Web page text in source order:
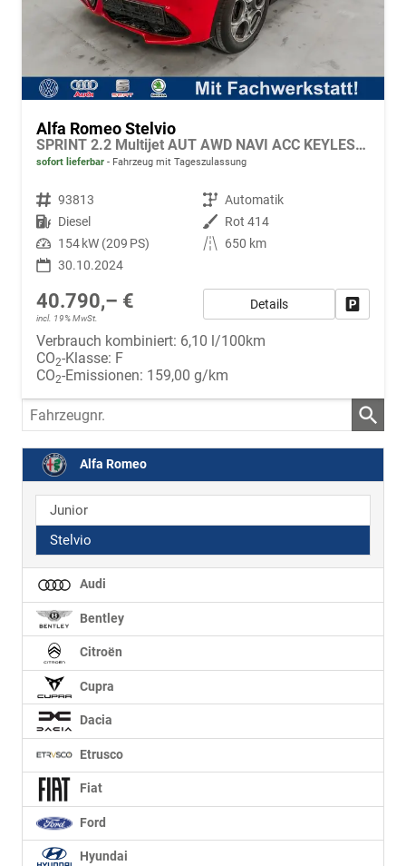
Alfa Romeo Stelvio
SPRINT 2.2 Multijet AUT AWD NAVI ACC KEYLESS RFK
sofort lieferbar Fahrzeug mit Tageszulassung
Fahrzeugnr. 93813 Getriebe Automatik
Kraftstoff Diesel Außenfarbe Rot 414
Leistung 154 kW (209 PS) Kilometerstand
650 km
30.10.2024
40.790,– €
incl. 19% MwSt.
Details
Verbrauch kombiniert: 6,10 l/100km
CO2-Klasse: F
CO2-Emissionen: 159,00 g/km
Fahrzeugnr.
Alfa Romeo
Junior
Stelvio
Audi
Bentley
Citroën
Cupra
Dacia
Etrusco
Fiat
Ford
Hyundai